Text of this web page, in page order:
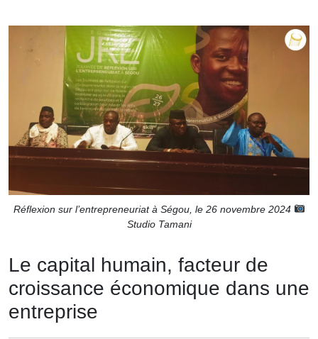
Réflexion sur l’entrepreneuriat à Ségou, le 26 novembre 2024
Studio Tamani
Le capital humain, facteur de
croissance économique dans une
entreprise